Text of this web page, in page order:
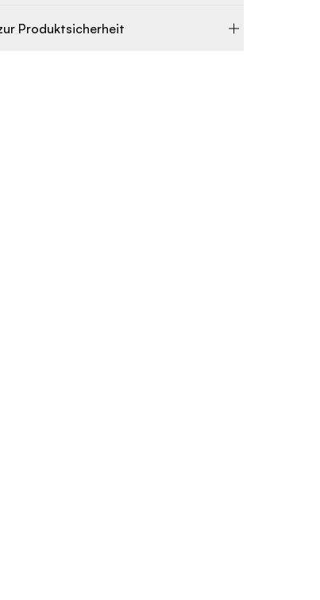
Produktsicherheit